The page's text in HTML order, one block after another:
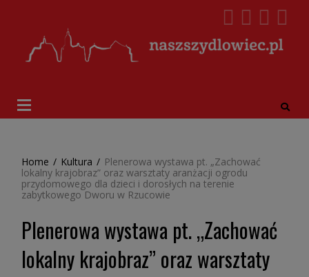
Home / Kultura / Plenerowa wystawa pt. „Zachować
lokalny krajobraz” oraz warsztaty aranżacji ogrodu
przydomowego dla dzieci i dorosłych na terenie
zabytkowego Dworu w Rzucowie
Plenerowa wystawa pt. „Zachować
lokalny krajobraz” oraz warsztaty